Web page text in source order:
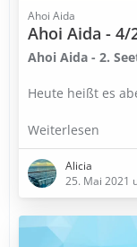
Ahoi Aida
Ahoi Aida - 4/
Ahoi Aida - 2.
Heute heißt es
Weiterlesen
Alicia
25. Mai 2021